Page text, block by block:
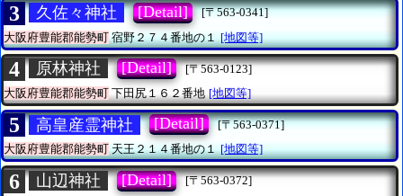
3 久佐々神社 [Detail]
[〒563-0341]
大阪府豊能郡能勢町宿野２７４番地の１ [地図等]
4 原林神社 [Detail]
[〒563-0123]
大阪府豊能郡能勢町 下田尻１６２番地 [地図等]
5 高皇産霊神社 [Detail]
[〒563-0371]
大阪府豊能郡能勢町天王２１４番地の１ [地図等]
6 山辺神社 [Detail]
[〒563-0372]